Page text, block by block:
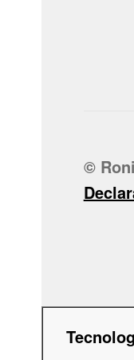
©